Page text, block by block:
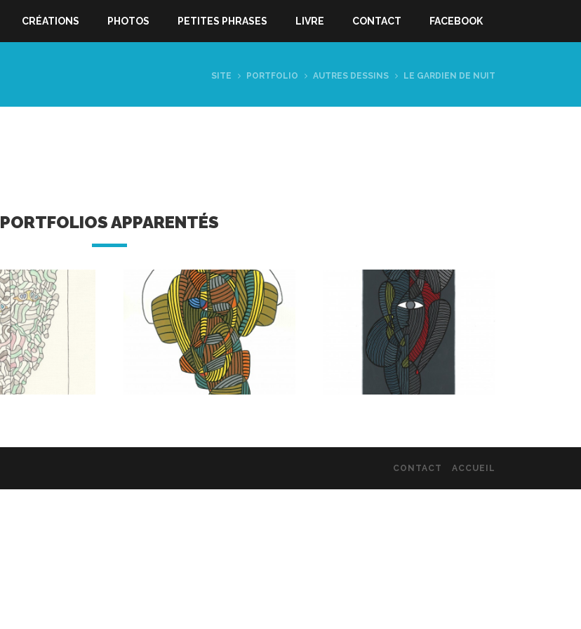
CRÉATIONS PHOTOS PETITES PHRASES LIVRE CONTACT FACEBOOK
SITE PORTFOLIO AUTRES DESSINS LE GARDIEN DE NUIT
PORTFOLIOS APPARENTÉS
CONTACT ACCUEIL